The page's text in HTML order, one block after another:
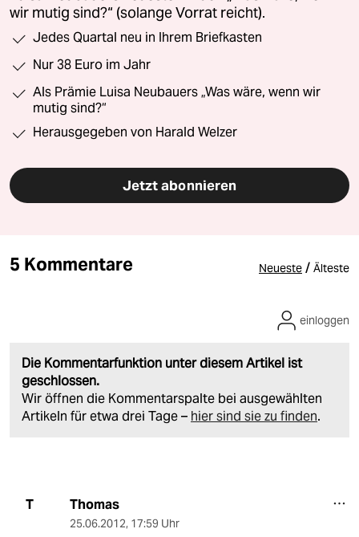
wir mutig sind?“ (solange Vorrat reicht).
Jedes Quartal neu in Ihrem Briefkasten
Nur 38 Euro im Jahr
Als Prämie Luisa Neubauers „Was wäre, wenn wir
mutig sind?“
Herausgegeben von Harald Welzer
Jetzt abonnieren
5 Kommentare Neueste / Älteste
Die Kommentarfunktion unter diesem Artikel ist
geschlossen.
Wir öffnen die Kommentarspalte bei ausgewählten
Artikeln für etwa drei Tage – hier sind sie zu finden.
einloggen
T Thomas
25.06.2012, 17:59 Uhr